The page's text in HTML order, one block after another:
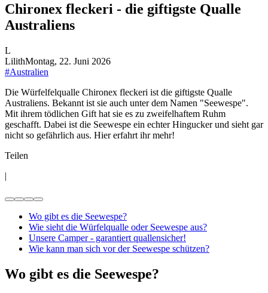
Chironex fleckeri - die giftigste Qualle
Australiens
L
LilithMontag, 22. Juni 2026
#Australien
Die Würfelfelqualle Chironex fleckeri ist die giftigste Qualle
Australiens. Bekannt ist sie auch unter dem Namen "Seewespe".
Mit ihrem tödlichen Gift hat sie es zu zweifelhaftem Ruhm
geschafft. Dabei ist die Seewespe ein echter Hingucker und sieht gar
nicht so gefährlich aus. Hier erfahrt ihr mehr!
Teilen
|
Wo gibt es die Seewespe?
Wie sieht die Würfelqualle oder Seewespe aus?
Unsere Camper - garantiert quallensicher!
Wie kann man sich vor der Seewespe schützen?
Wo gibt es die Seewespe?